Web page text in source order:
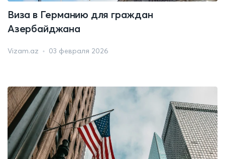
Виза в Германию для граждан
Азербайджана
Vizam.az 03 февраля 2026